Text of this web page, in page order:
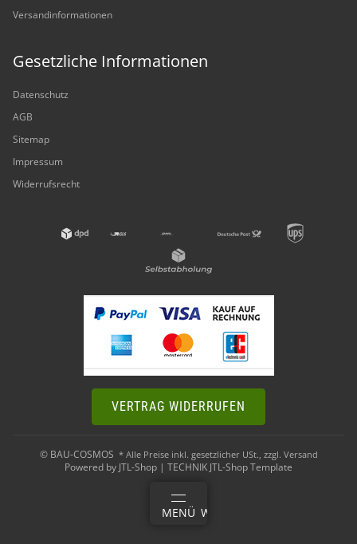
Versandinformationen
Gesetzliche Informationen
Datenschutz
AGB
Sitemap
Impressum
Widerrufsrecht
VERTRAG WIDERRUFEN
© BAU-COSMOS * Alle Preise inkl. gesetzlicher USt., zzgl. Versand
Powered by JTL-Shop | TECHNIK JTL-Shop Template
MENÜ WARENKORB